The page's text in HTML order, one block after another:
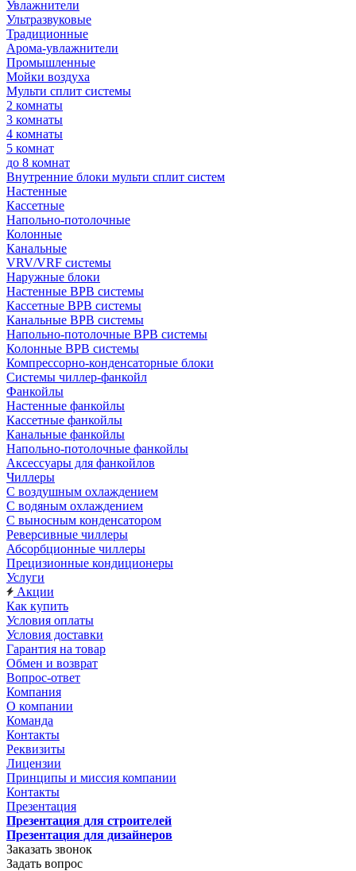
Увлажнители
Ультразвуковые
Традиционные
Арома-увлажнители
Промышленные
Мойки воздуха
Мульти сплит системы
2 комнаты
3 комнаты
4 комнаты
5 комнат
до 8 комнат
Внутренние блоки мульти сплит систем
Настенные
Кассетные
Напольно-потолочные
Колонные
Канальные
VRV/VRF системы
Наружные блоки
Настенные ВРВ системы
Кассетные ВРВ системы
Канальные ВРВ системы
Напольно-потолочные ВРВ системы
Колонные ВРВ системы
Компрессорно-конденсаторные блоки
Системы чиллер-фанкойл
Фанкойлы
Настенные фанкойлы
Кассетные фанкойлы
Канальные фанкойлы
Напольно-потолочные фанкойлы
Аксессуары для фанкойлов
Чиллеры
С воздушным охлаждением
С водяным охлаждением
С выносным конденсатором
Реверсивные чиллеры
Абсорбционные чиллеры
Прецизионные кондиционеры
Услуги
Акции
Как купить
Условия оплаты
Условия доставки
Гарантия на товар
Обмен и возврат
Вопрос-ответ
Компания
О компании
Команда
Контакты
Реквизиты
Лицензии
Принципы и миссия компании
Контакты
Презентация
Презентация для строителей
Презентация для дизайнеров
Заказать звонок
Задать вопрос